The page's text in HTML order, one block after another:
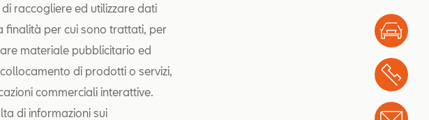
raccogliere ed utilizzare dati
finalità per cui sono trattati, per
materiale pubblicitario ed
di prodotti o servizi,
commerciali interattive.
di informazioni sui